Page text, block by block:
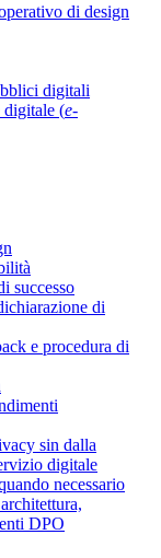
di design
digitali
digitale (e-
successo
di
e procedura di
sin dalla
digitale
necessario
DPO